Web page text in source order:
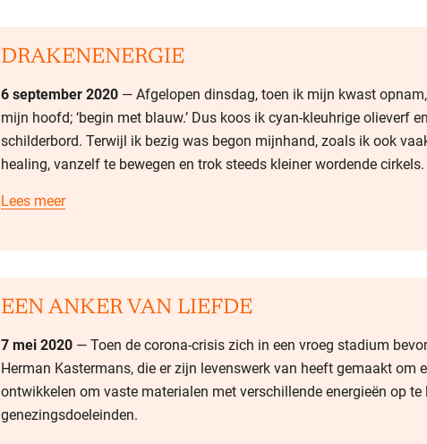
DRAKENENERGIE
6 september 2020— Afgelopen dinsdag, toen ik mijn kwast
mijn hoofd; ‘begin met blauw.’ Dus koos ik cyan-kleuhrige olieverf
schilderbord. Terwijl ik bezig was begon mijnhand, zoals ik ook
healing, vanzelf te bewegen en trok steeds kleiner wordende cirkels.
Lees meer
EEN ANKER VAN LIEFDE
7 mei 2020— Toen de corona-crisis zich in een vroeg stadium
Herman Kastermans, die er zijn levenswerk van heeft gemaakt om
ontwikkelen om vaste materialen met verschillende energieën op te
genezingsdoeleinden.